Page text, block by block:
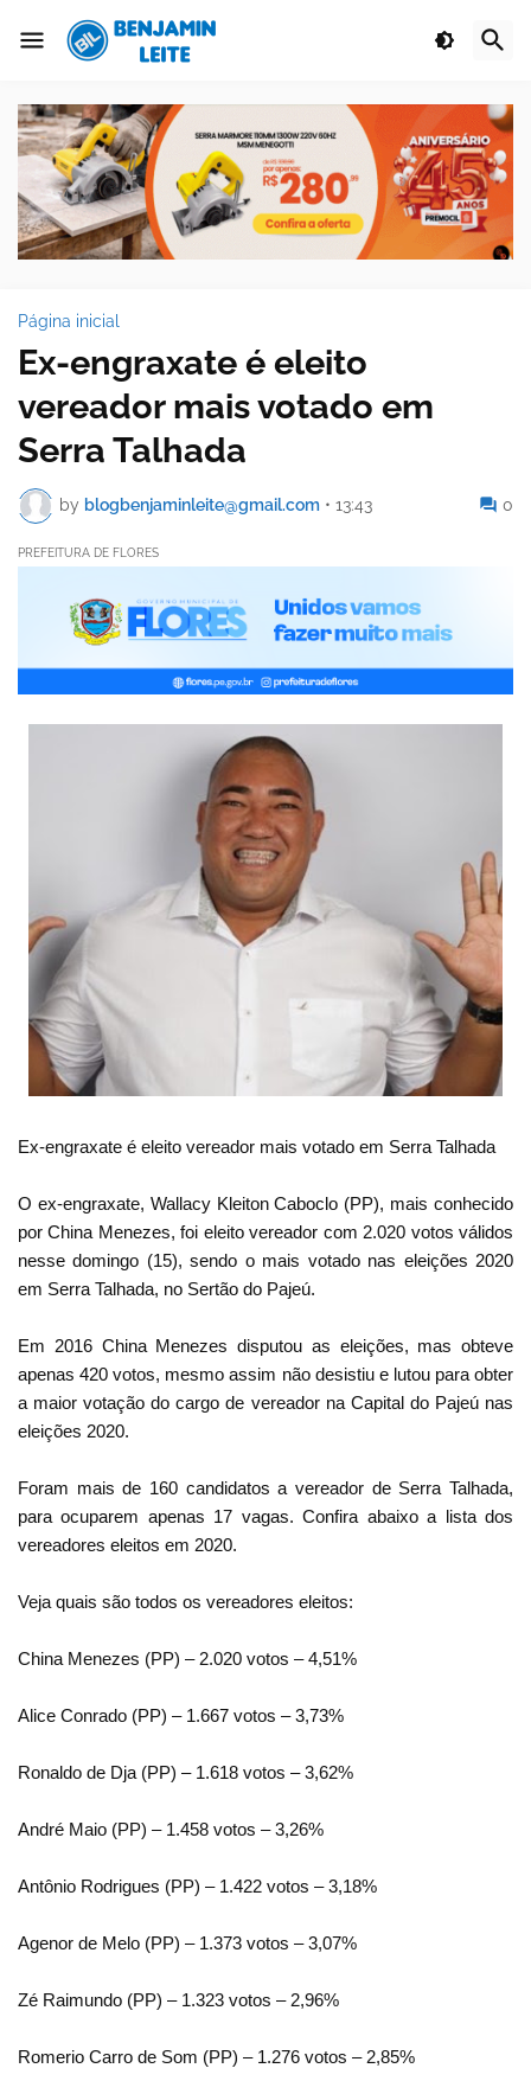
Página inicial
Ex-engraxate é eleito
vereador mais votado em
Serra Talhada
by blogbenjaminleite@gmail.com • 13:43 0
PREFEITURA DE FLORES
Ex-engraxate é eleito vereador mais votado em Serra Talhada
O ex-engraxate, Wallacy Kleiton Caboclo (PP), mais conhecido
por China Menezes, foi eleito vereador com 2.020 votos válidos
nesse domingo (15), sendo o mais votado nas eleições 2020
em Serra Talhada, no Sertão do Pajeú.
Em 2016 China Menezes disputou as eleições, mas obteve
apenas 420 votos, mesmo assim não desistiu e lutou para obter
a maior votação do cargo de vereador na Capital do Pajeú nas
eleições 2020.
Foram mais de 160 candidatos a vereador de Serra Talhada,
para ocuparem apenas 17 vagas. Confira abaixo a lista dos
vereadores eleitos em 2020.
Veja quais são todos os vereadores eleitos:
China Menezes (PP) – 2.020 votos – 4,51%
Alice Conrado (PP) – 1.667 votos – 3,73%
Ronaldo de Dja (PP) – 1.618 votos – 3,62%
André Maio (PP) – 1.458 votos – 3,26%
Antônio Rodrigues (PP) – 1.422 votos – 3,18%
Agenor de Melo (PP) – 1.373 votos – 3,07%
Zé Raimundo (PP) – 1.323 votos – 2,96%
Romerio Carro de Som (PP) – 1.276 votos – 2,85%